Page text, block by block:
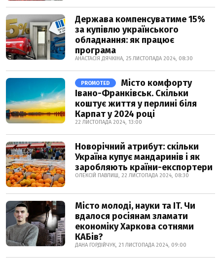
Держава компенсуватиме 15%
за купівлю українського
обладнання: як працює
програма
АНАСТАСІЯ ДЯЧКІНА, 25 ЛИСТОПАДА 2024, 08:30
PROMOTED
Місто комфорту
Івано-Франківськ. Скільки
коштує життя у перлині біля
Карпат у 2024 році
22 ЛИСТОПАДА 2024, 13:00
Новорічний атрибут: скільки
Україна купує мандаринів і як
заробляють країни-експортери
ОЛЕКСІЙ ПАВЛИШ, 22 ЛИСТОПАДА 2024, 08:30
Місто молоді, науки та IT. Чи
вдалося росіянам зламати
економіку Харкова сотнями
КАБів?
ДАНА ГОРДІЙЧУК, 21 ЛИСТОПАДА 2024, 09:00